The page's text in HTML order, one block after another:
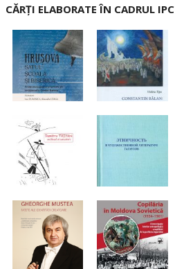
CĂRȚI ELABORATE ÎN CADRUL IPC